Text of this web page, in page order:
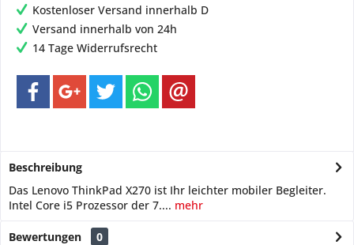
Kostenloser Versand innerhalb D
Versand innerhalb von 24h
14 Tage Widerrufsrecht
Beschreibung
Das Lenovo ThinkPad X270 ist Ihr leichter mobiler Begleiter.
Intel Core i5 Prozessor der 7.... mehr
Bewertungen
0